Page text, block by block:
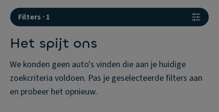
Filters ·1
Het spijt ons
We konden geen auto's vinden die aan je huidige
zoekcriteria voldoen. Pas je geselecteerde filters aan
en probeer het opnieuw.